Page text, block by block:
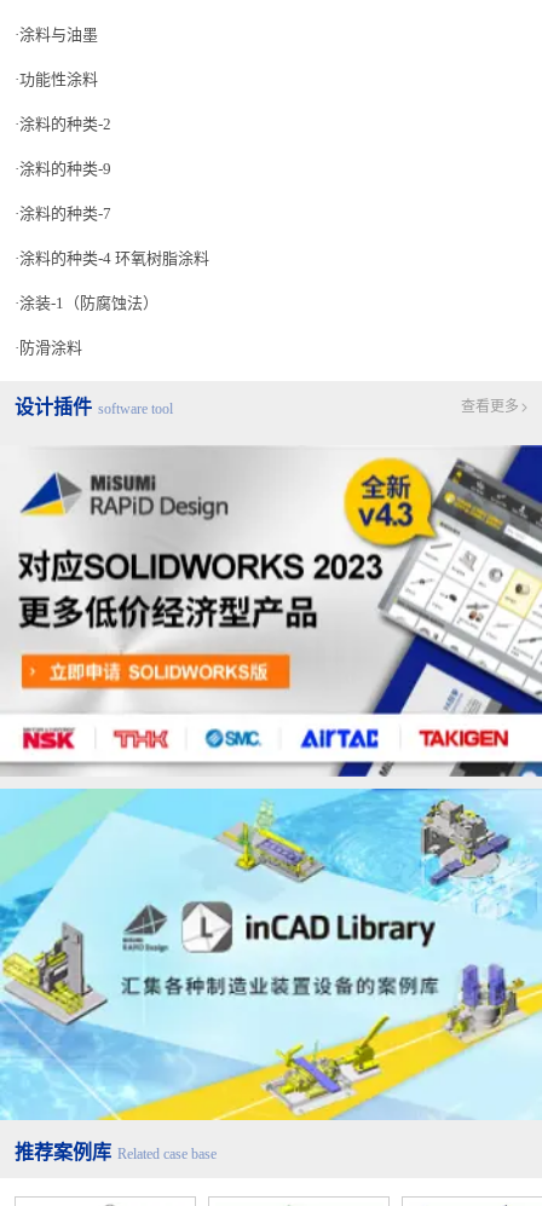
涂料与油墨
功能性涂料
涂料的种类-2
涂料的种类-9
涂料的种类-7
涂料的种类-4 环氧树脂涂料
涂装-1（防腐蚀法）
防滑涂料
设计插件 software tool 查看更多
推荐案例库 Related case base